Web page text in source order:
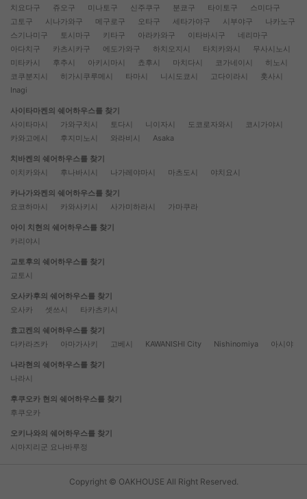
치요다구
쥬오구 미나토구 신주쿠구 분쿄구 타이토구
스미다구
고토구
시나가와구 메구로구 오타구 세타가야구 시부야구
나카노구
스기나미구
토시마구 키타구 아라카와구 이타바시구
네리마구
아다치구
카츠시카구 에도가와구 하치오지시 타치카와시
무사시노시
미타카시
후추시 아키시마시 쵸후시 마치다시 코가네이시
히노시
코쿠분지시
히가시쿠루메시 타마시 니시도쿄시 고다이라시
훗사시
Inagi
사이타마켄의 쉐어하우스를 찾기
사이타마시
가와구치시 토다시 니이자시 도코로자와시
코시가야시
카와고에시
후지미노시 와라비시 Asaka
치바켄의 쉐어하우스를 찾기
이치카와시
후나바시시 나가레야마시 마츠도시 야치요시
카나가와켄의 쉐어하우스를 찾기
요코하마시
카와사키시 사가미하라시 가마쿠라
아이 치현의 쉐어하우스를 찾기
카리야시
교토후의 쉐어하우스를 찾기
교토시
오사카후의 쉐어하우스를 찾기
오사카
셋쓰시 타카츠키시
효고켄의 쉐어하우스를 찾기
다카라즈카
아마가사키 고베시 KAWANISHI City Nishinomiya 아시야
나라현의 쉐어하우스를 찾기
나라시
후쿠오카 현의 쉐어하우스를 찾기
후쿠오카
오키나와의 쉐어하우스를 찾기
시마지리군 요나바루정
Copyright © OAKHOUSE All Right Reserved.